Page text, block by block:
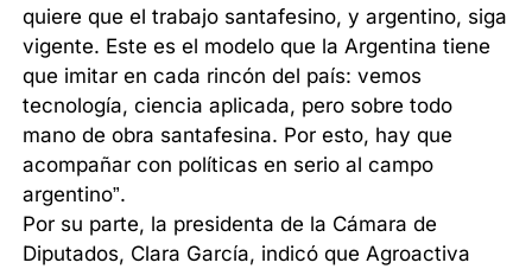
quiere que el trabajo santafesino, y argentino, siga
vigente. Este es el modelo que la Argentina tiene
que imitar en cada rincón del país: vemos
tecnología, ciencia aplicada, pero sobre todo
mano de obra santafesina. Por esto, hay que
acompañar con políticas en serio al campo
argentino”.
Por su parte, la presidenta de la Cámara de
Diputados, Clara García, indicó que Agroactiva